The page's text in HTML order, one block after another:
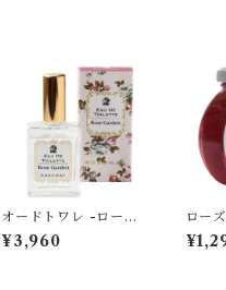
オードトワレ -ローズ
ガーデンの香り-
¥3,960
ロー
ニー